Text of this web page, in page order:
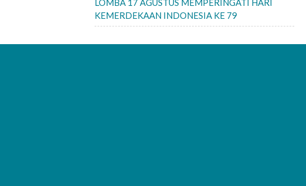
LOMBA 17 AGUSTUS MEMPERINGATI HARI
KEMERDEKAAN INDONESIA KE 79